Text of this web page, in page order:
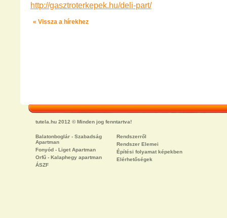
http://gasztroterkepek.hu/deli-part/
« Vissza a hírekhez
tutela.hu 2012 © Minden jog fenntartva!
Balatonboglár - Szabadság
Apartman
Fonyód - Liget Apartman
Orfű - Kalaphegy apartman
ÁSZF
Rendszerről
Rendszer Elemei
Építési folyamat képekben
Elérhetőségek